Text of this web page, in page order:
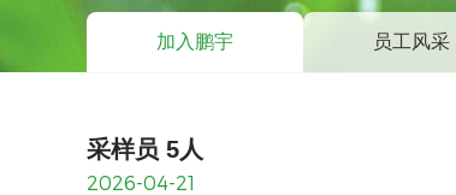
加入鹏宇 员工风采
采样员 5人
2026-04-21